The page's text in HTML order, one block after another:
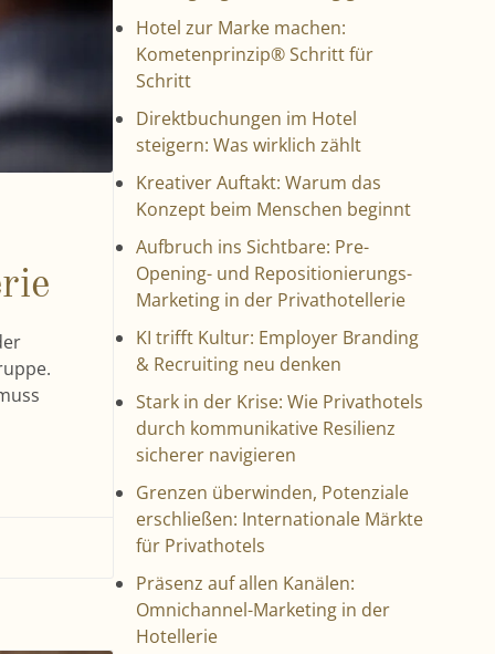
Hotel zur Marke machen:
Kometenprinzip® Schritt für
Schritt
Direktbuchungen im Hotel
steigern: Was wirklich zählt
Kreativer Auftakt: Warum das
Konzept beim Menschen beginnt
Aufbruch ins Sichtbare: Pre-
Opening- und Repositionierungs-
Marketing in der Privathotellerie
KI trifft Kultur: Employer Branding
& Recruiting neu denken
Stark in der Krise: Wie Privathotels
durch kommunikative Resilienz
sicherer navigieren
Grenzen überwinden, Potenziale
erschließen: Internationale Märkte
für Privathotels
Präsenz auf allen Kanälen:
Omnichannel-Marketing in der
Hotellerie